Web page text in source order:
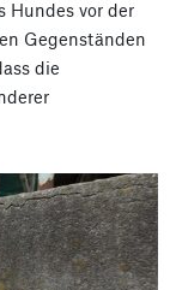
Hundes vor der
Gegenständen
die